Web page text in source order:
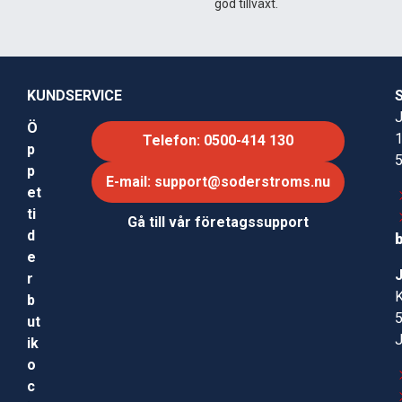
Köp nu och förbättra snöröjningen med bättre sikt
Meta description:
god tillväxt.
KUNDSERVICE
Ö
p
p
et
ti
d
e
r
b
ut
ik
o
c
Telefon: 0500-414 130
E-mail: support@soderstroms.nu
Gå till vår företagssupport